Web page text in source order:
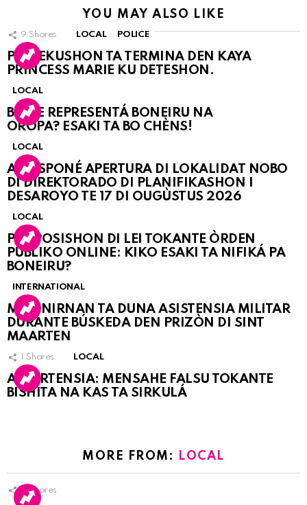
YOU MAY ALSO LIKE
9 Shares LOCAL POLICE
PERSEKUSHON TA TERMINA DEN KAYA
PRINCESS MARIE KU DETESHON.
LOCAL
BO KE REPRESENTÁ BONEIRU NA
OROPA? ESAKI TA BO CHÈNS!
LOCAL
A POSPONÉ APERTURA DI LOKALIDAT NOBO
DI DIREKTORADO DI PLANIFIKASHON I
DESAROYO TE 17 DI OUGÙSTUS 2026
LOCAL
PROPOSISHON DI LEI TOKANTE ÒRDEN
PÚBLIKO ONLINE: KIKO ESAKI TA NIFIKÁ PA
BONEIRU?
INTERNATIONAL
MARINIRNAN TA DUNA ASISTENSIA MILITAR
DURANTE BÚSKEDA DEN PRIZÒN DI SINT
MAARTEN
1 Shares LOCAL
ATVERTENSIA: MENSAHE FALSU TOKANTE
BISHITA NA KAS TA SIRKULÁ
MORE FROM: LOCAL
Shares